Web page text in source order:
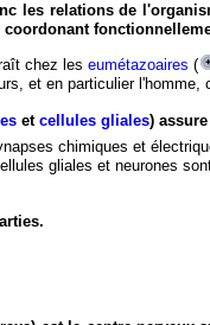
les relations de
chez leseumétazoaires (
et en particulier l'homme,
etcellules gliales)
chimiques et
gliales et neurones